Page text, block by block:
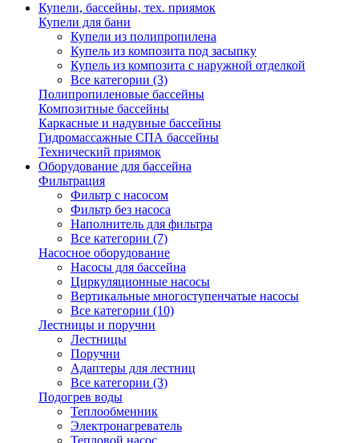
Купели, бассейны, тех. приямок
Купели для бани
Купели из полипропилена
Купель из композита под засыпку
Купель из композита с наружной отделкой
Все категории (3)
Полипропиленовые бассейны
Композитные бассейны
Каркасные и надувные бассейны
Гидромассажные СПА бассейны
Технический приямок
Оборудование для бассейна
Фильтрация
Фильтр с насосом
Фильтр без насоса
Наполнитель для фильтра
Все категории (7)
Насосное оборудование
Насосы для бассейна
Циркуляционные насосы
Вертикальные многоступенчатые насосы
Все категории (10)
Лестницы и поручни
Лестницы
Поручни
Адаптеры для лестниц
Все категории (3)
Подогрев воды
Теплообменник
Электронагреватель
Тепловой насос